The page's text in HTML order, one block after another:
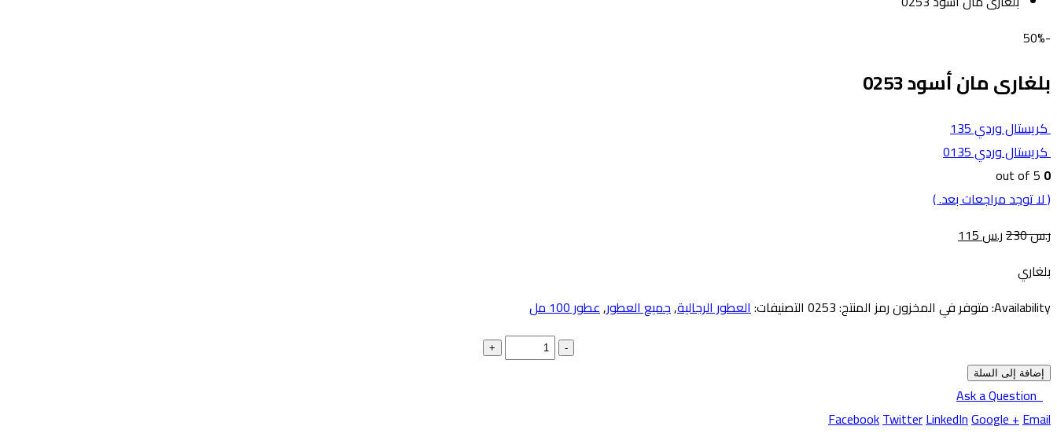
-50%
بلغارى مان أسود 0253
كريستال وردي 135
كريستال وردي 0135
0
( لا توجد مراجعات بعد. )
ر.س230 ر.س115
بلغاري
Availability: متوفر في المخزونرمز المنتج:0253 التصنيفات:العطور الرجالية,جميع العطور,عطور 100 مل
-
+
إضافة إلى السلة
Ask a Question
FacebookTwitterLinkedInGoogle +Email